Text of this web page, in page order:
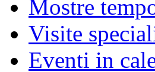
Mostre
Visite
Eventi in